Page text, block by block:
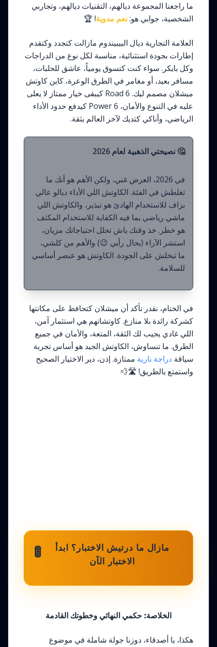
ما راجعنا المجموعة ديالهم، التقنيات ديالهم، وتجاربي
الشخصية، جوابي هو:نعم مدوية! 🏆
العلامة التجارية ديال البيبيندوم مازالت كتجدد وكتقدم
إطارات بجودة استثنائية، مناسبة لكل نوع من الدراجات
وكل بايكر. سواء كنت كتسوق يومياً، عاشق للحلبات،
مسافر بعيد، أو مغامر في الطرق الوعرة، كاين كاوتش
ميشلان مصمم ليك. Road 6 كيبقى خيار ممتاز لا يعلى
عليه في التنوع والأمان، Power 6 كيدفع حدود الأداء
الرياضي، وأناكي كتديك لآخر العالم بثقة.
🤔 نصيحتي الذهبية لعام 2026
في 2026، العرض غني، ولكن الأهم هو أنك ما
تغلطش في الفئة. الكاوتش اللي الأداء ديالو عالي
بزاف للاستخدام الهادئ هو تبذير، والكاوتش اللي
ماشي رياضي بما فيه الكفاية للاستخدام المكثف
هو خطر. خذ وقتك باش تحلل احتياجاتك مزيان،
استشر الآراء (بحال رأيي 😉) والأهم من كلشي،
ما تبخلش على الجودة. الكاوتش هو عنصر أساسي
للسلامة.
في الختام، نقدر نأكد أن ميشلان كتحافظ على مكانتها
كشركة رائدة بلا منازع. كاوتشاتهم هي استثمار آمن،
اللي غادي يجيب لك الثقة، المتعة، والأمان في جميع
الطرق. ما تنساوش، الكاوتش الجيد هو أساس تجربة
سياقة دراجة نارية ممتازة. إذن، دير الاختيار الصحيح
واستمتع بالطريق! 🛣️💨
مازال ما درتيش الاختبار؟ ابدأ
الاختبار الآن
🚦
الخلاصة: حكمي النهائي وخطوتك القادمة
هكذا، يا أصدقاء، دوزنا جولة شاملة في موضوع